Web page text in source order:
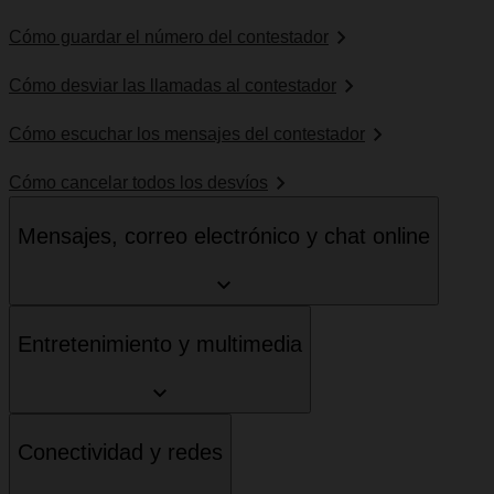
Cómo guardar el número del contestador
Cómo desviar las llamadas al contestador
Cómo escuchar los mensajes del contestador
Cómo cancelar todos los desvíos
Mensajes, correo electrónico y chat online
Entretenimiento y multimedia
Conectividad y redes